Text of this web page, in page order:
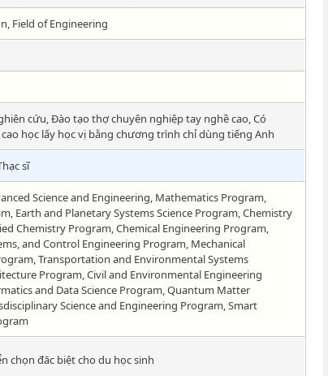
Field of Engineering
cứu, Đào tạo thợ chuyên nghiệp tay nghề cao, Có
học lấy học vị bằng chương trình chỉ dùng tiếng Anh
sĩ
Science and Engineering, Mathematics Program,
Earth and Planetary Systems Science Program, Chemistry
Chemistry Program, Chemical Engineering Program,
and Control Engineering Program, Mechanical
Transportation and Environmental Systems
Program, Civil and Environmental Engineering
and Data Science Program, Quantum Matter
Science and Engineering Program, Smart
chọn đăc biệt cho du học sinh